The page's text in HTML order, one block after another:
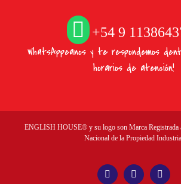
+54 9
WhatsAppeanos y te respondemos
horarios de atención!
ENGLISH HOUSE® y su logo son Marca Registrada
Nacional de la Propiedad
FacebookYouTube